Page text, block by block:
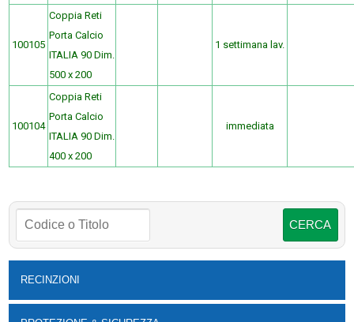
100105
Coppia Reti
Porta Calcio
ITALIA 90 Dim.
500 x 200
1 settimana lav.
100104
Coppia Reti
Porta Calcio
ITALIA 90 Dim.
400 x 200
immediata
RECINZIONI